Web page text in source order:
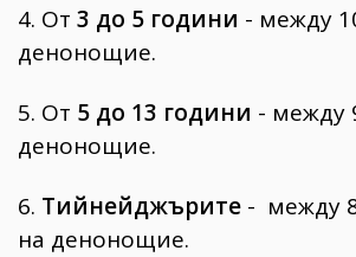
4. От 3 до 5 години - между
денонощие.
5. От 5 до 13 години - между
денонощие.
6. Тийнейджърите - между
на денонощие.